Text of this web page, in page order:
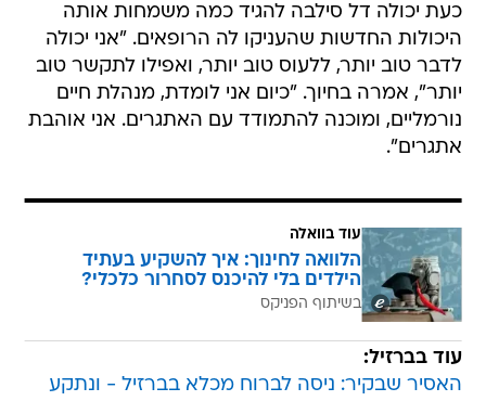
כעת יכולה דל סילבה להגיד כמה משמחות אותה
היכולות החדשות שהעניקו לה הרופאים. "אני יכולה
לדבר טוב יותר, ללעוס טוב יותר, ואפילו לתקשר טוב
יותר", אמרה בחיוך. "כיום אני לומדת, מנהלת חיים
נורמליים, ומוכנה להתמודד עם האתגרים. אני אוהבת
אתגרים".
עוד בוואלה
הלוואה לחינוך: איך להשקיע בעתיד
הילדים בלי להיכנס לסחרור כלכלי?
בשיתוף הפניקס
עוד בברזיל:
האסיר שבקיר: ניסה לברוח מכלא בברזיל - ונתקע